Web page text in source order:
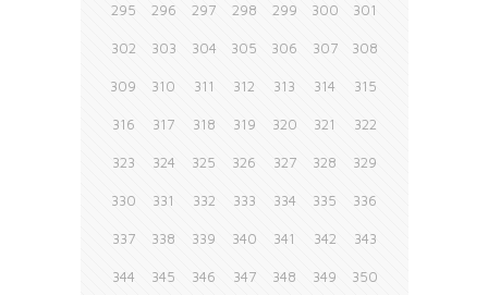
295 296 297 298 299 300 301
302 303 304 305 306 307 308
309 310 311 312 313 314 315
316 317 318 319 320 321 322
323 324 325 326 327 328 329
330 331 332 333 334 335 336
337 338 339 340 341 342 343
344 345 346 347 348 349 350